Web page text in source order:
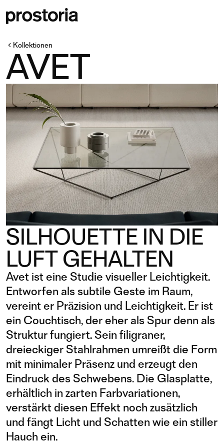
Kollektionen
AVET
SILHOUETTE IN DIE
LUFT GEHALTEN
Avet ist eine Studie visueller Leichtigkeit.
Entworfen als subtile Geste im Raum,
vereint er Präzision und Leichtigkeit. Er ist
ein Couchtisch, der eher als Spur denn als
Struktur fungiert. Sein filigraner,
dreieckiger Stahlrahmen umreißt die Form
mit minimaler Präsenz und erzeugt den
Eindruck des Schwebens. Die Glasplatte,
erhältlich in zarten Farbvariationen,
verstärkt diesen Effekt noch zusätzlich
und fängt Licht und Schatten wie ein stiller
Hauch ein.